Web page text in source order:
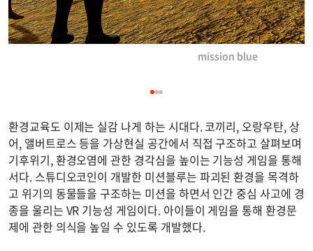
mission blue
환경교육도 이제는 실감 나게 하는 시대다. 코끼리, 오랑우탄, 상
어, 앨버트로스 등을 가상현실 공간에서 직접 구조하고 살펴보며
기후위기, 환경오염에 관한 경각심을 높이는 기능성 게임을 통해
서다. 스튜디오코인이 개발한 미션블루는 파괴된 환경을 목격하
고 위기의 동물들을 구조하는 미션을 하면서 인간 중심 사고에 경
종을 울리는 VR 기능성 게임이다. 아이들이 게임을 통해 환경문
제에 관한 의식을 높일 수 있도록 개발했다.